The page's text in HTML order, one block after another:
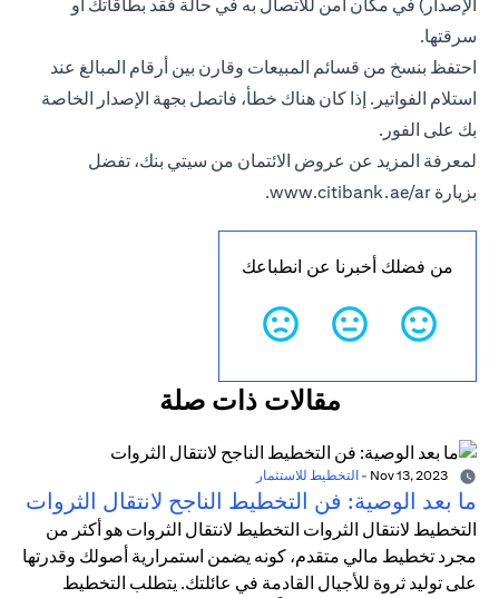
الإصدار) في مكان آمن للاتصال به في حالة فقد بطاقاتك أو
سرقتها.
احتفظ بنسخ من قسائم المبيعات وقارن بين أرقام المبالغ عند
استلام الفواتير. إذا كان هناك خطأ، فاتصل بجهة الإصدار الخاصة
بك على الفور.
لمعرفة المزيد عن عروض الائتمان من سيتي بنك، تفضل
بزيارة www.citibank.ae/ar
.
من فضلك أخبرنا عن انطباعك
مقالات ذات صلة
- التخطيط للاستثمار
ما بعد الوصية: فن التخطيط الناجح لانتقال الثروات
التخطيط لانتقال الثروات التخطيط لانتقال الثروات هو أكثر من
مجرد تخطيط مالي متقدم، كونه يضمن استمرارية أصولك وقدرتها
على توليد ثروة للأجيال القادمة في عائلتك. يتطلب التخطيط